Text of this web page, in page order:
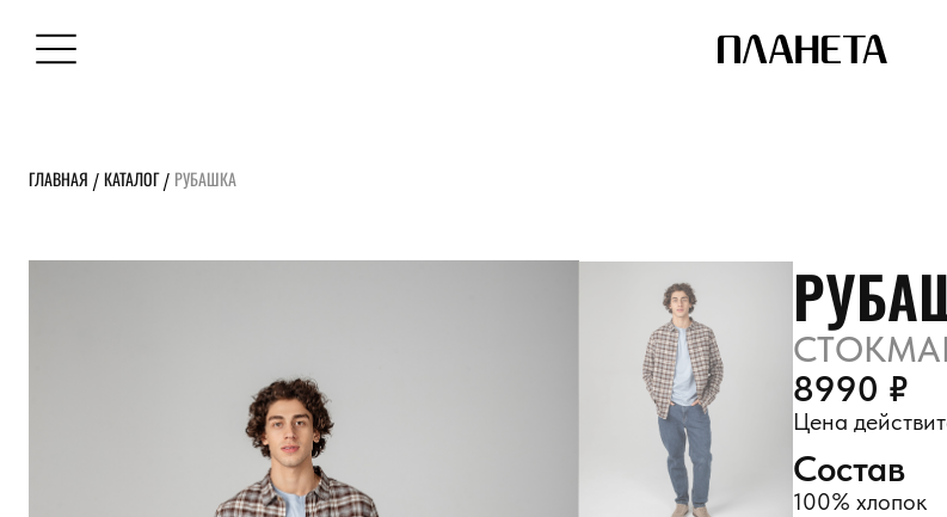
ГЛАВНАЯ / КАТАЛОГ/ РУБАШКА
8990 ₽
Цена
Состав
100% хлопок